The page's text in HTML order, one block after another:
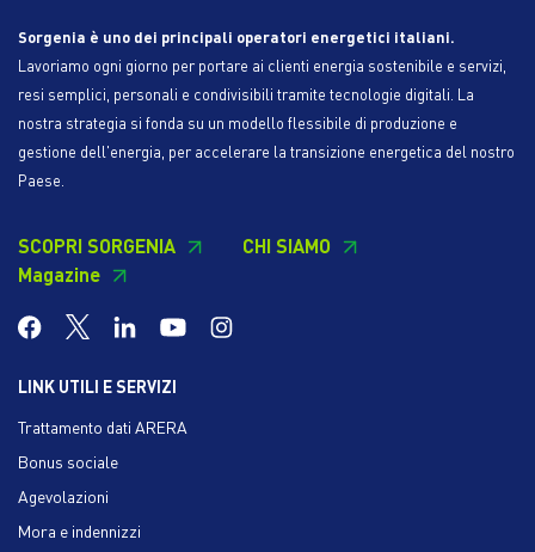
Sorgenia è uno dei principali operatori energetici italiani.
Lavoriamo ogni giorno per portare ai clienti energia sostenibile e servizi,
resi semplici, personali e condivisibili tramite tecnologie digitali. La
nostra strategia si fonda su un modello flessibile di produzione e
gestione dell'energia, per accelerare la transizione energetica del nostro
Paese.
SCOPRI SORGENIA
CHI SIAMO
Magazine
LINK UTILI E SERVIZI
Trattamento dati ARERA
Bonus sociale
Agevolazioni
Mora e indennizzi